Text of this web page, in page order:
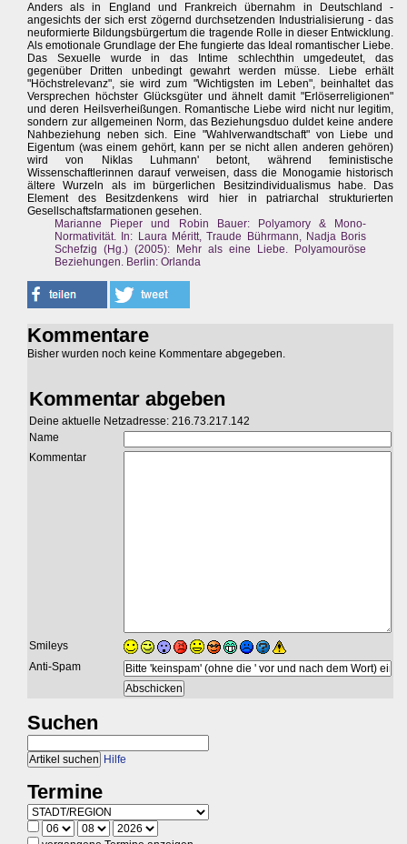
Anders als in England und Frankreich übernahm in Deutschland -
angesichts der sich erst zögernd durchsetzenden Industrialisierung - das
neuformierte Bildungsbürgertum die tragende Rolle in dieser Entwicklung.
Als emotionale Grundlage der Ehe fungierte das Ideal romantischer Liebe.
Das Sexuelle wurde in das Intime schlechthin umgedeutet, das
gegenüber Dritten unbedingt gewahrt werden müsse. Liebe erhält
"Höchstrelevanz", sie wird zum "Wichtigsten im Leben", beinhaltet das
Versprechen höchster Glücksgüter und ähnelt damit "Erlöserreligionen"
und deren Heilsverheißungen. Romantische Liebe wird nicht nur legitim,
sondern zur allgemeinen Norm, das Beziehungsduo duldet keine andere
Nahbeziehung neben sich. Eine "Wahlverwandtschaft" von Liebe und
Eigentum (was einem gehört, kann per se nicht allen anderen gehören)
wird von Niklas Luhmann' betont, während feministische
Wissenschaftlerinnen darauf verweisen, dass die Monogamie historisch
ältere Wurzeln als im bürgerlichen Besitzindividualismus habe. Das
Element des Besitzdenkens wird hier in patriarchal strukturierten
Gesellschaftsfarmationen gesehen.
Marianne Pieper und Robin Bauer: Polyamory & Mono-
Normativität. In: Laura Méritt, Traude Bührmann, Nadja Boris
Schefzig (Hg.) (2005): Mehr als eine Liebe. Polyamouröse
Beziehungen. Berlin: Orlanda
Kommentare
Bisher wurden noch keine Kommentare abgegeben.
Kommentar abgeben
Deine aktuelle Netzadresse: 216.73.217.142
Name
Kommentar
Smileys
Anti-Spam
Suchen
Hilfe
Termine